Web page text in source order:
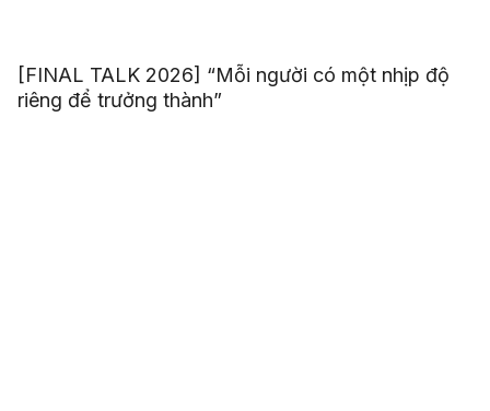
[FINAL TALK 2026] “Mỗi người có một nhịp độ
riêng để trưởng thành”